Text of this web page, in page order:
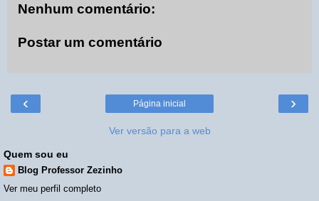
Nenhum comentário:
Postar um comentário
‹ ›
Página inicial
Ver versão para a web
Quem sou eu
Blog Professor Zezinho
Ver meu perfil completo